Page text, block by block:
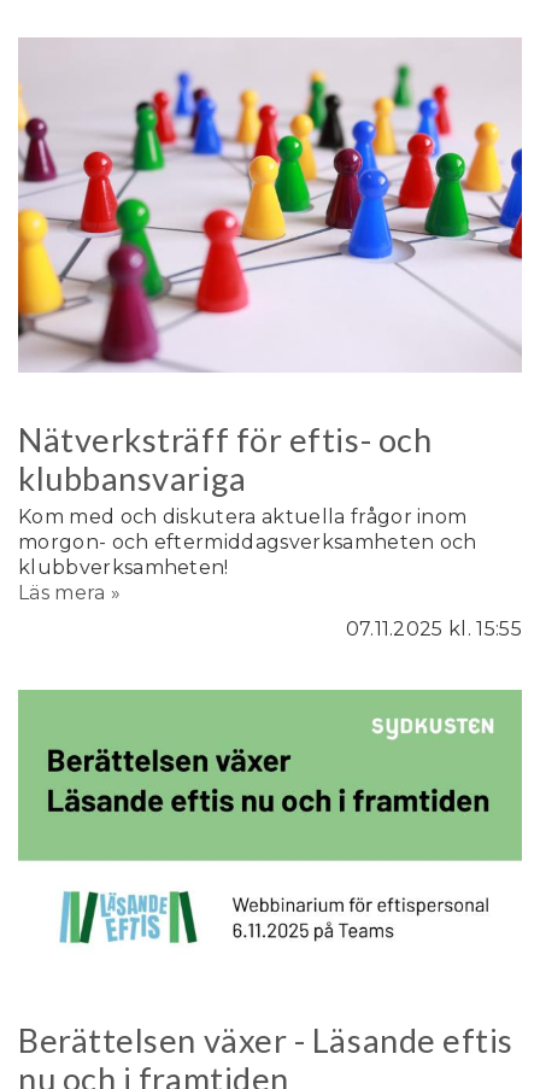
Nätverksträff för eftis- och
klubbansvariga
Kom med och diskutera aktuella frågor inom
morgon- och eftermiddagsverksamheten och
klubbverksamheten!
Läs mera »
07.11.2025 kl. 15:55
Berättelsen växer - Läsande eftis
nu och i framtiden